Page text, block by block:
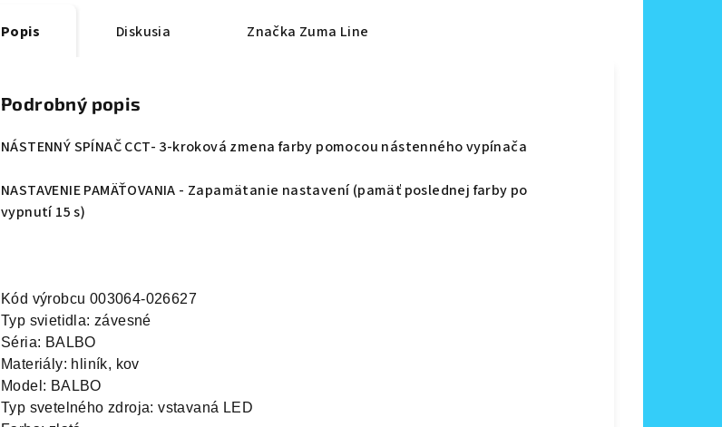
Popis Diskusia Značka Zuma Line
Podrobný popis
NÁSTENNÝ SPÍNAČ CCT- 3-kroková zmena farby pomocou nástenného vypínača
NASTAVENIE PAMÄŤOVANIA - Zapamätanie nastavení (pamäť poslednej farby po
vypnutí 15 s)
Kód výrobcu 003064-026627
Typ svietidla: závesné
Séria: BALBO
Materiály: hliník, kov
Model: BALBO
Typ svetelného zdroja: vstavaná LED